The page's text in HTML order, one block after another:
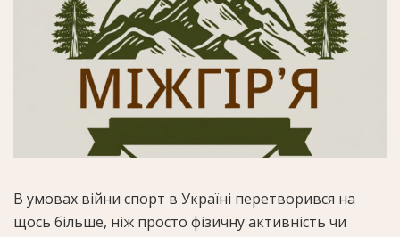
В умовах війни спорт в Україні перетворився на
щось більше, ніж просто фізичну активність чи